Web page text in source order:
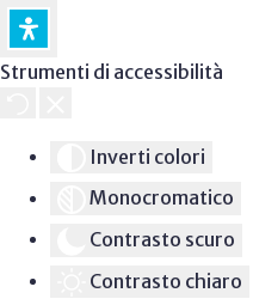
Strumenti di accessibilità
Inverti colori
Monocromatico
Contrasto scuro
Contrasto chiaro